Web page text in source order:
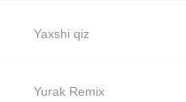
Yaxshi qiz
Yurak Remix